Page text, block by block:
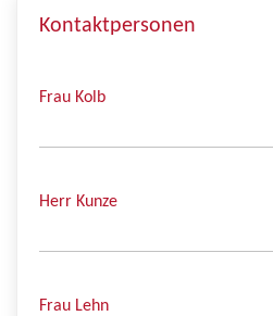
Kontaktpersonen
Frau Kolb
Herr Kunze
Frau Lehn